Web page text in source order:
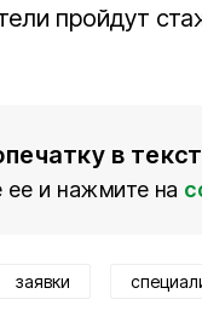
пройдут
в
ее и нажмите на
заявки